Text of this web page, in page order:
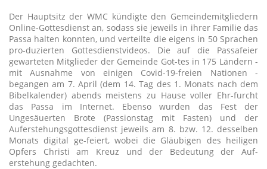
Der Hauptsitz der WMC kündigte den Gemeindemitgliedern
Online-Gottesdienst an, sodass sie jeweils in ihrer Familie das
Passa halten konnten, und verteilte die eigens in 50 Sprachen
pro-duzierten Gottesdienstvideos. Die auf die Passafeier
gewarteten Mitglieder der Gemeinde Got-tes in 175 Ländern -
mit Ausnahme von einigen Covid-19-freien Nationen -
begangen am 7. April (dem 14. Tag des 1. Monats nach dem
Bibelkalender) abends meistens zu Hause voller Ehr-furcht
das Passa im Internet. Ebenso wurden das Fest der
Ungesäuerten Brote (Passionstag mit Fasten) und der
Auferstehungsgottesdienst jeweils am 8. bzw. 12. desselben
Monats digital ge-feiert, wobei die Gläubigen des heiligen
Opfers Christi am Kreuz und der Bedeutung der Auf-
erstehung gedachten.